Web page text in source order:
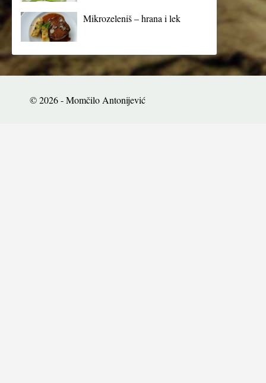
Mikrozeleniš – hrana i lek
© 2026 - Momčilo Antonijević